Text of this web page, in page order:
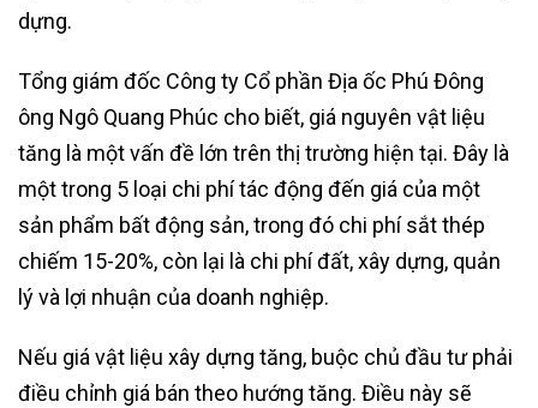
dựng.
Tổng giám đốc Công ty Cổ phần Địa ốc Phú Đông
ông Ngô Quang Phúc cho biết, giá nguyên vật liệu
tăng là một vấn đề lớn trên thị trường hiện tại. Đây là
một trong 5 loại chi phí tác động đến giá của một
sản phẩm bất động sản, trong đó chi phí sắt thép
chiếm 15-20%, còn lại là chi phí đất, xây dựng, quản
lý và lợi nhuận của doanh nghiệp.
Nếu giá vật liệu xây dựng tăng, buộc chủ đầu tư phải
điều chỉnh giá bán theo hướng tăng. Điều này sẽ